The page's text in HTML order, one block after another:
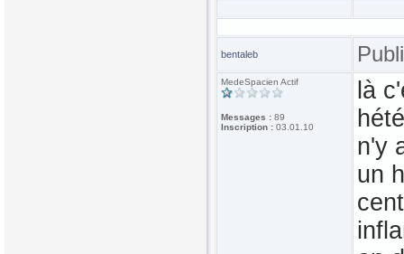
bentaleb
MedeSpacien Actif
Messages : 89
Inscription : 03.01.10
là
n'y
un